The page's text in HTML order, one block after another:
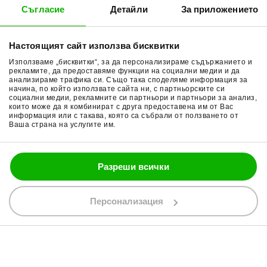
Съгласие Детайли За приложението
Настоящият сайт използва бисквитки
Използваме „бисквитки“, за да персонализираме съдържанието и
рекламите, да предоставяме функции на социални медии и да
анализираме трафика си. Също така споделяме информация за
начина, по който използвате сайта ни, с партньорските си
социални медии, рекламните си партньори и партньори за анализ,
които може да я комбинират с друга предоставена им от Вас
информация или с такава, която са събрали от ползването от
Ваша страна на услугите им.
Разреши всички
Персонализация
ръкавиците за мотор
Видове ръкавици според предназначението
Летни ръкавици - Тези ръкавици са предназначени за
употреба през топлите месеци и обикновено са
изработени от дишащи материали, като мрежест
плат.Предлагат добра вентилация по време на горещи
условия.
Зимни ръкавици - Те са подплатени с отопляващи
Спортни ръкавици - Този тип ръкавици са
предназначени за мотокрос и агресивно каране.
Обикновено са подплатени и имат усилени зони за
защита на ръцете при евентуално падане.
Туристически ръкавици - Те са проектирани за дълги
Методи доставка
Начини плащане
Връщане на стока
Общи условия
Поверителност
Политика за бисквитки
Ботуши за мотор
Гуми за мотор
Очила за мотор
Раници за мотор
Ръкавици за мотор
Части за мотор
088 200 7002
shop@bobimx.com